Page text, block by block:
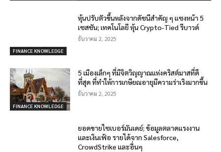
FINANCE KNOWLEDGE
หุ้นปรับตัวขึ้นหลังจากดัชนีสำคัญ ๆ แซงหน้า 5
เซสชัน; เทคโนโลยี หุ้น Crypto-Tied รีบาวด์
ธันวาคม 2, 2025
FINANCE KNOWLEDGE
5 เมืองเล็กๆ ที่มีจิตวิญญาณแห่งคริสต์มาสที่ดี
ที่สุด ที่ทำให้การเกษียณอายุมีความร่าเริงมากขึ้น
ธันวาคม 2, 2025
ยอดขายไซเบอร์มันเดย์; ข้อมูลตลาดแรงงาน
และเงินเฟ้อ รายได้จาก Salesforce,
CrowdStrike และอื่นๆ